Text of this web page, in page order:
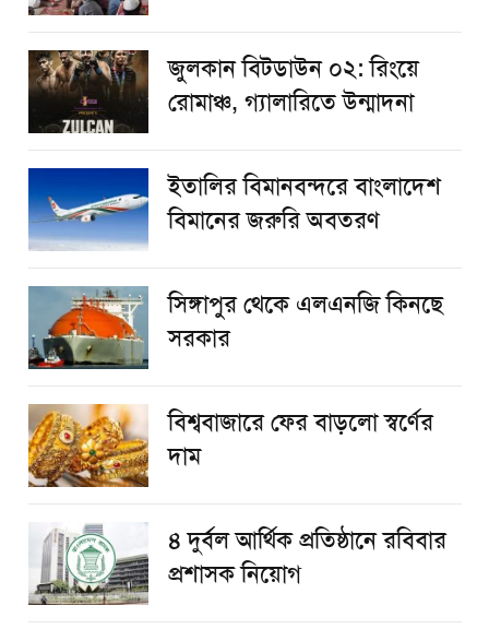
জুলকান বিটডাউন ০২: রিংয়ে
রোমাঞ্চ, গ্যালারিতে উন্মাদনা
ইতালির বিমানবন্দরে বাংলাদেশ
বিমানের জরুরি অবতরণ
সিঙ্গাপুর থেকে এলএনজি কিনছে
সরকার
বিশ্ববাজারে ফের বাড়লো স্বর্ণের
দাম
৪ দুর্বল আর্থিক প্রতিষ্ঠানে রবিবার
প্রশাসক নিয়োগ